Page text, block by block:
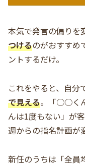
本気で発言の偏りを
つけるのがおすすめ
ントするだけ。
これをやると、自分
で見える。「○○く
んは1度もない」が
週からの指名計画が
新任のうちは「全員